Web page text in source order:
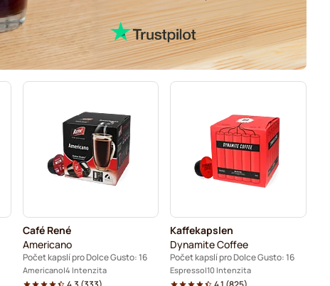
Café René
Americano
Počet kapslí pro Dolce Gusto: 16
Americano 4 Intenzita
Kaffekapslen
Dynamite Coffee
Počet kapslí pro Dolce Gusto: 16
Espresso 10 Intenzita